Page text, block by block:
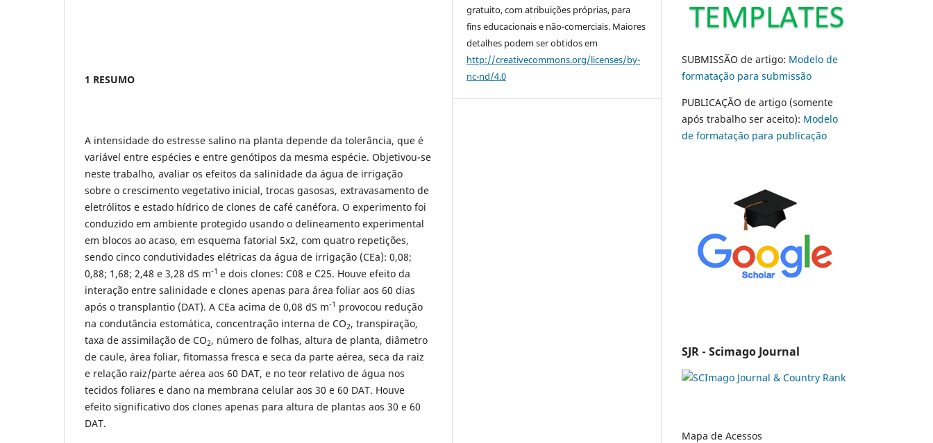
1 RESUMO
A intensidade do estresse salino na planta depende da tolerância, que é
variável entre espécies e entre genótipos da mesma espécie. Objetivou-se
neste trabalho, avaliar os efeitos da salinidade da água de irrigação
sobre o crescimento vegetativo inicial, trocas gasosas, extravasamento de
eletrólitos e estado hídrico de clones de café canéfora. O experimento foi
conduzido em ambiente protegido usando o delineamento experimental
em blocos ao acaso, em esquema fatorial 5x2, com quatro repetições,
sendo cinco condutividades elétricas da água de irrigação (CEa): 0,08;
0,88; 1,68; 2,48 e 3,28 dS m-1 e dois clones: C08 e C25. Houve efeito da
interação entre salinidade e clones apenas para área foliar aos 60 dias
após o transplantio (DAT). A CEa acima de 0,08 dS m-1 provocou redução
na condutância estomática, concentração interna de CO2, transpiração,
taxa de assimilação de CO2, número de folhas, altura de planta, diâmetro
de caule, área foliar, fitomassa fresca e seca da parte aérea, seca da raiz
e relação raiz/parte aérea aos 60 DAT, e no teor relativo de água nos
tecidos foliares e dano na membrana celular aos 30 e 60 DAT. Houve
efeito significativo dos clones apenas para altura de plantas aos 30 e 60
DAT.
gratuito, com atribuições próprias, para
fins educacionais e não-comerciais. Maiores
detalhes podem ser obtidos em
http://creativecommons.org/licenses/by-
nc-nd/4.0
SUBMISSÃO de artigo: Modelo de
formatação para submissão
PUBLICAÇÃO de artigo (somente
após trabalho ser aceito): Modelo
de formatação para publicação
SJR - Scimago Journal
Mapa de Acessos